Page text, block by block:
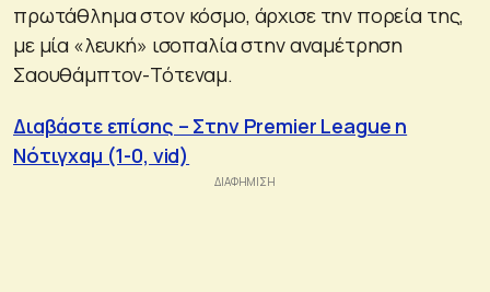
πρωτάθλημα στον κόσμο, άρχισε την πορεία της,
με μία «λευκή» ισοπαλία στην αναμέτρηση
Σαουθάμπτον-Τότεναμ.
Διαβάστε επίσης – Στην Premier League η
Νότιγχαμ (1-0, vid)